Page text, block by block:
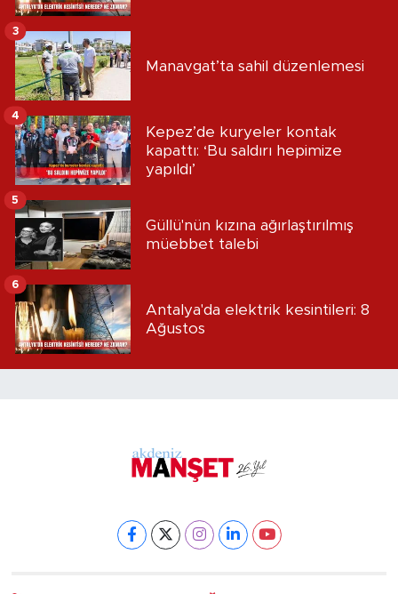
Manavgat’ta sahil düzenlemesi
3
Kepez’de kuryeler kontak
kapattı: ‘Bu saldırı hepimize
yapıldı’
4
Güllü'nün kızına ağırlaştırılmış
müebbet talebi
5
Antalya'da elektrik kesintileri: 8
Ağustos
6